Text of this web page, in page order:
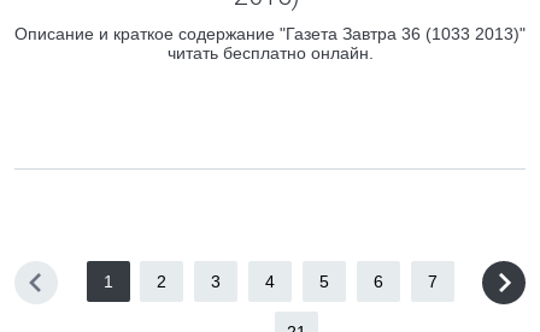
Описание и краткое содержание "Газета Завтра 36 (1033 2013)"
читать бесплатно онлайн.
1 2 3 4 5 6 7